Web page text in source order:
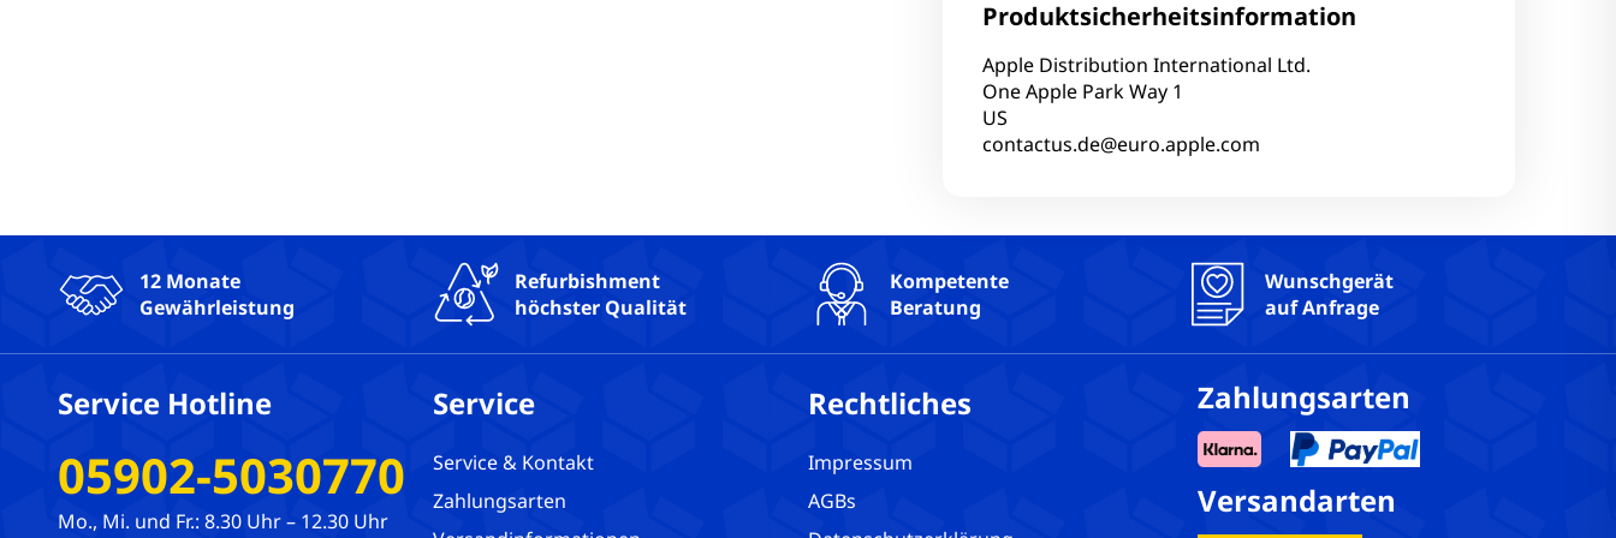
USB2: 2
Webcam: Ja
WLAN: Ja
Produktsicherheitsinformation
Apple Distribution International Ltd.
One Apple Park Way 1
US
contactus.de@euro.apple.com
12 Monate
Gewährleistung
Refurbishment
höchster Qualität
Kompetente
Beratung
Wunschgerät
auf Anfrage
Service Hotline
05902-5030770
Mo., Mi. und Fr.: 8.30 Uhr – 12.30 Uhr
Service
Service & Kontakt
Zahlungsarten
Rechtliches
Impressum
AGBs
Zahlungsarten
Versandarten